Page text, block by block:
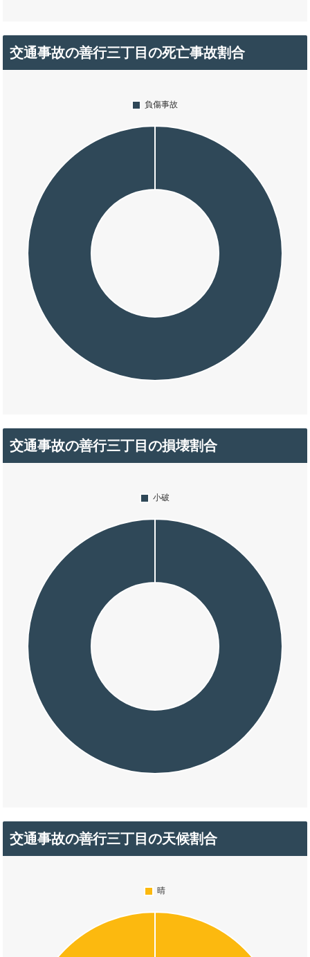
交通事故の善行三丁目の死亡事故割合
交通事故の善行三丁目の損壊割合
交通事故の善行三丁目の天候割合